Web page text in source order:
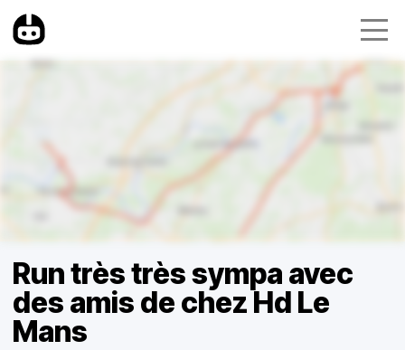
Run très très sympa avec
des amis de chez Hd Le
Mans